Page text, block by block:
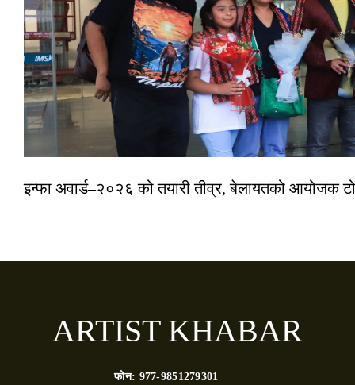
इन्फा अवार्ड–२०२६ को तयारी तीव्र, बेलायतको आयोजक
ARTIST KHABAR
फोन: 977-9851279301